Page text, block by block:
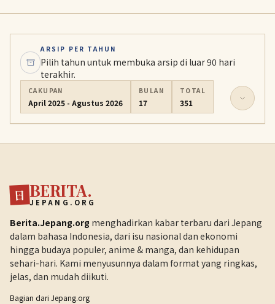
ARSIP PER TAHUN
Pilih tahun untuk membuka arsip di luar 90 hari
terakhir.
CAKUPAN
April 2025 - Agustus 2026
BULAN
17
TOTAL
351
日 BERITA.
JEPANG.ORG
Berita.Jepang.org menghadirkan kabar terbaru dari Jepang
dalam bahasa Indonesia, dari isu nasional dan ekonomi
hingga budaya populer, anime & manga, dan kehidupan
sehari-hari. Kami menyusunnya dalam format yang ringkas,
jelas, dan mudah diikuti.
Bagian dari Jepang.org